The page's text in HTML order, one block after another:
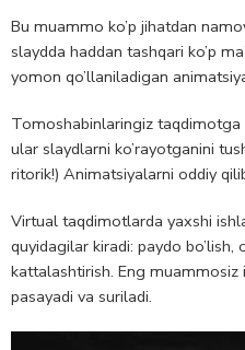
Bu muammo ko’p jihatdan
slaydda haddan tashqari ko’p
yomon qo’llaniladigan
Tomoshabinlaringiz taqdimotga
ular slaydlarni ko’rayotganini
ritorik!) Animatsiyalarni oddiy
Virtual taqdimotlarda yaxshi
quyidagilar kiradi: paydo bo’lish,
kattalashtirish. Eng muammosiz
pasayadi va suriladi.